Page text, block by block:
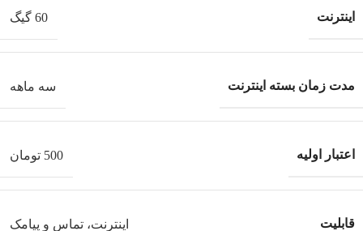
اینترنت 60 گیگ
مدت زمان بسته اینترنت سه ماهه
اعتبار اولیه 500 تومان
قابلیت اینترنت، تماس و پیامک